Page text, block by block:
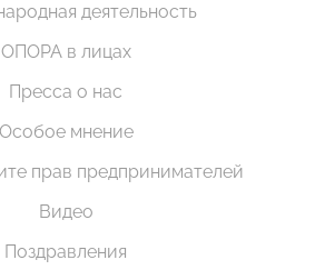
деятельность
ОПОРА в лицах
Пресса о нас
Особое мнение
прав предпринимателей
Видео
Поздравления